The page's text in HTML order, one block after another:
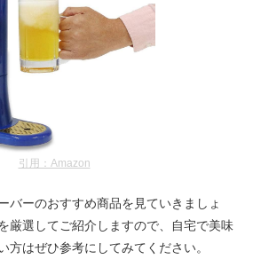
引用：Amazon
バーのおすすめ商品を見ていきましょ
厳選してご紹介しますので、自宅で美味
方はぜひ参考にしてみてください。